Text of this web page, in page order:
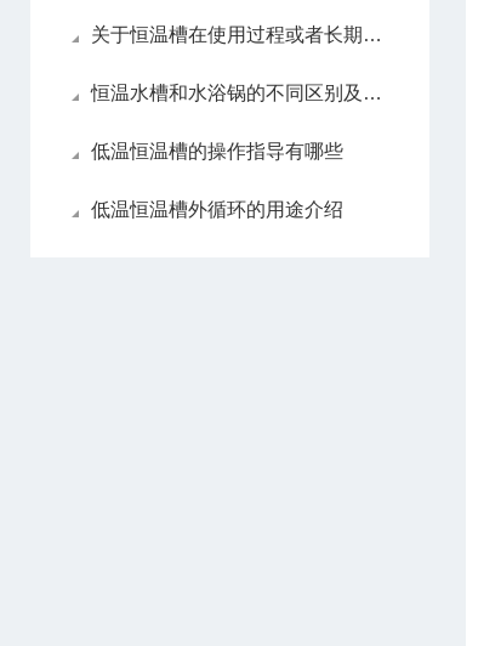
关于恒温槽在使用过程或者长期不用的情况下的养护
恒温水槽和水浴锅的不同区别及用途介绍
低温恒温槽的操作指导有哪些
低温恒温槽外循环的用途介绍